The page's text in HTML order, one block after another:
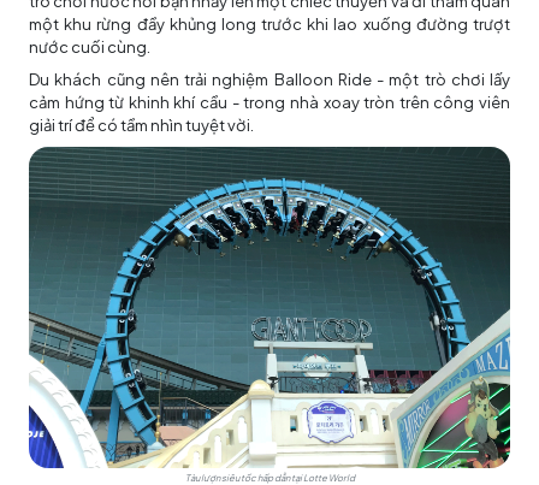
một khu rừng đầy khủng long trước khi lao xuống đường trượt
nước cuối cùng.
Du khách cũng nên trải nghiệm Balloon Ride - một trò chơi lấy
cảm hứng từ khinh khí cầu - trong nhà xoay tròn trên công viên
giải trí để có tầm nhìn tuyệt vời.
Tàu lượn siêu tốc hấp dẫn tại Lotte World